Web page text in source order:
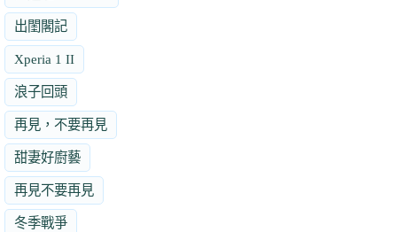
出閨閣記
Xperia 1 II
浪子回頭
再見，不要再見
甜妻好廚藝
再見不要再見
冬季戰爭